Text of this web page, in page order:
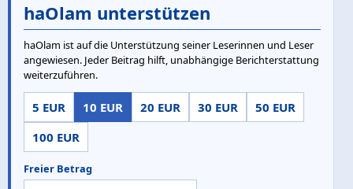
haOlam unterstützen
haOlam ist auf die Unterstützung seiner Leserinnen und Leser
angewiesen. Jeder Beitrag hilft, unabhängige Berichterstattung
weiterzuführen.
5 EUR 10 EUR 20 EUR 30 EUR
50 EUR
100 EUR
Freier Betrag